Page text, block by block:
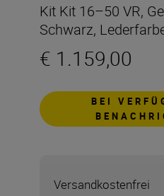
Kit Kit 16–50 VR,
Schwarz,
€ 1.159,00
BEI
Versandkostenfrei